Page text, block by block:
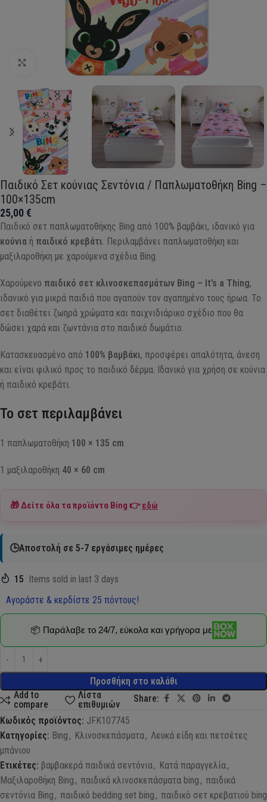
Click to enlarge
Παιδικό Σετ κούνιας Σεντόνια / Παπλωματοθήκη Bing –
100×135cm
25,00€
Παιδικό σετ παπλωματοθήκης Bing από 100% βαμβάκι, ιδανικό για
κούνια ή παιδικό κρεβάτι. Περιλαμβάνει παπλωματοθήκη και
μαξιλαροθήκη με χαρούμενα σχέδια Bing.
Χαρούμενο παιδικό σετ κλινοσκεπασμάτων Bing – It’s a Thing,
ιδανικό για μικρά παιδιά που αγαπούν τον αγαπημένο τους ήρωα. Το
σετ διαθέτει ζωηρά χρώματα και παιχνιδιάρικο σχέδιο που θα
δώσει χαρά και ζωντάνια στο παιδικό δωμάτιο.
Κατασκευασμένο από 100% βαμβάκι, προσφέρει απαλότητα, άνεση
και είναι φιλικό προς το παιδικό δέρμα. Ιδανικό για χρήση σε κούνια
ή παιδικό κρεβάτι.
Το σετ περιλαμβάνει
1 παπλωματοθήκη 100 × 135 cm
1 μαξιλαροθήκη 40 × 60 cm
🎁 Δείτε όλα τα προϊόντα Bing 👉εδώ
🕒Αποστολή σε 5-7 εργάσιμες ημέρες
15
Items sold in last 3 days
Αγοράστε & κερδίστε 25 πόντους!
Προσθήκη στο καλάθι
📦 Παράλαβε το 24/7, εύκολα και γρήγορα με
Add to
compare
Λίστα
επιθυμιών
Share:
Κωδικός προϊόντος: JFK107745
Κατηγορίες: Bing , Κλινοσκεπάσματα, Λευκά είδη και πετσέτες
μπάνιου
Ετικέτες: βαμβακερά παιδικά σεντόνια, Κατά παραγγελία,
Μαξιλαροθήκη Bing , παιδικά κλινοσκεπάσματα bing , παιδικά
σεντόνια Bing , παιδικό bedding set bing , παιδικό σετ κρεβατιού bing